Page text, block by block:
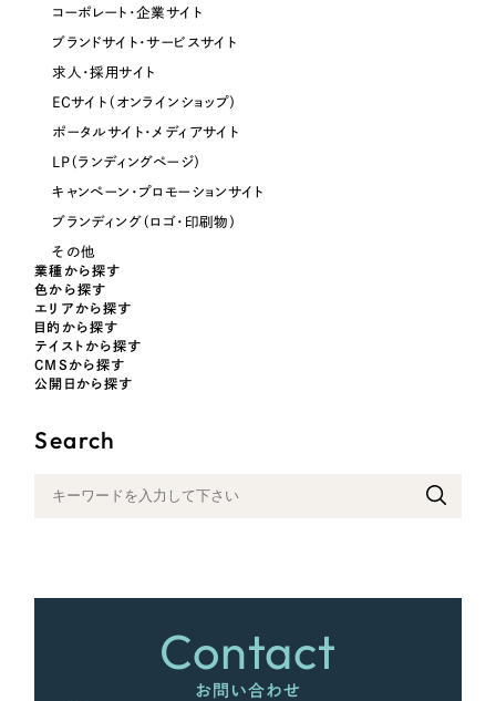
イエロー・黄色
グリーン・緑色
ブルー・青色
パープル・紫色
ピンク・桃色
コーポレート・企業サイト
ブランドサイト・サービスサイト
求人・採用サイト
ECサイト（オンラインショップ）
ポータルサイト・メディアサイト
LP（ランディングページ）
キャンペーン・プロモーションサイト
ブランディング（ロゴ・印刷物）
その他
業種から探す
色から探す
エリアから探す
目的から探す
テイストから探す
CMSから探す
公開日から探す
Search
Contact
お問い合わせ